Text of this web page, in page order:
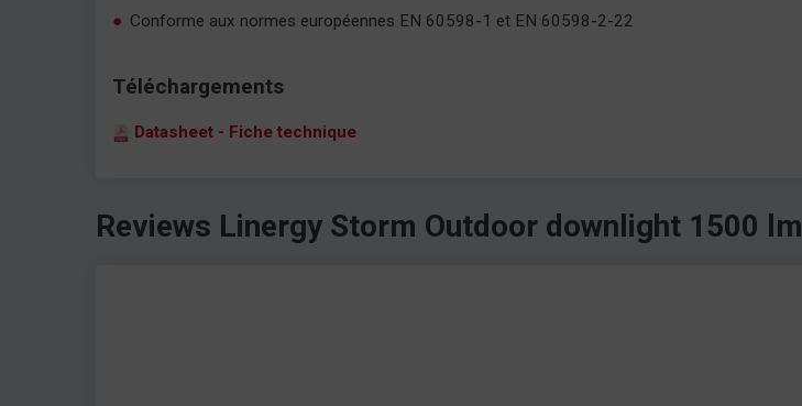
Conforme aux normes européennes EN 60598-1 et EN 60598-2-22
Téléchargements
Datasheet - Fiche technique
Reviews Linergy Storm Outdoor downlight 1500 lm